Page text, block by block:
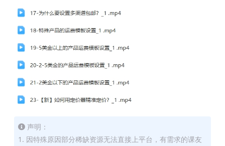
声明：
1. 因特殊原因部分稀缺资源无法直接上平台，有需求的课友